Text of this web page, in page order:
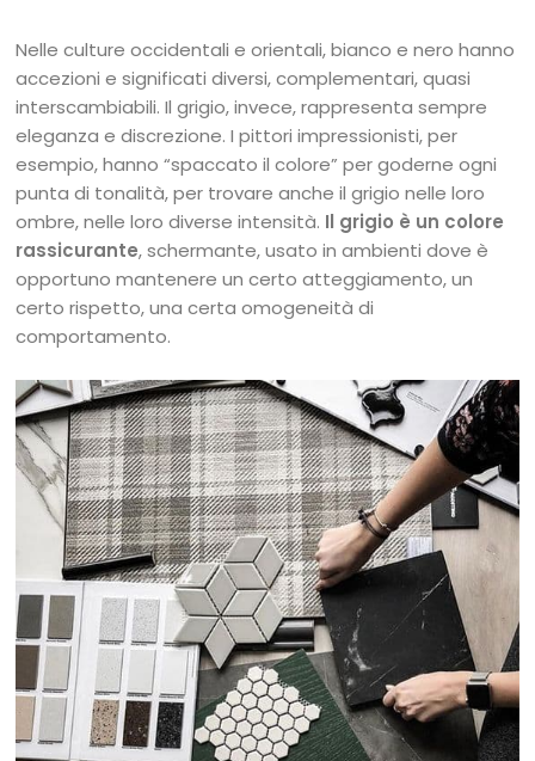
Nelle culture occidentali e orientali, bianco e nero hanno
accezioni e significati diversi, complementari, quasi
interscambiabili. Il grigio, invece, rappresenta sempre
eleganza e discrezione. I pittori impressionisti, per
esempio, hanno “spaccato il colore” per goderne ogni
punta di tonalità, per trovare anche il grigio nelle loro
ombre, nelle loro diverse intensità. Il grigio è un colore
rassicurante, schermante, usato in ambienti dove è
opportuno mantenere un certo atteggiamento, un
certo rispetto, una certa omogeneità di
comportamento.